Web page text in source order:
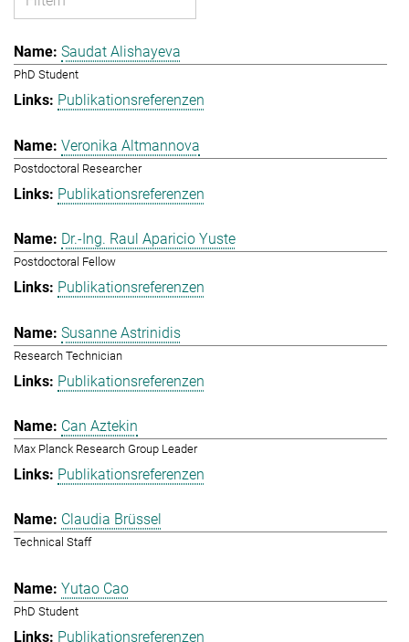
Saudat Alishayeva
PhD Student
Publikationsreferenzen
Veronika Altmannova
Postdoctoral Researcher
Publikationsreferenzen
Dr.-Ing. Raul Aparicio Yuste
Postdoctoral Fellow
Publikationsreferenzen
Susanne Astrinidis
Research Technician
Publikationsreferenzen
Can Aztekin
Max Planck Research Group Leader
Publikationsreferenzen
Claudia Brüssel
Technical Staff
Yutao Cao
PhD Student
Publikationsreferenzen